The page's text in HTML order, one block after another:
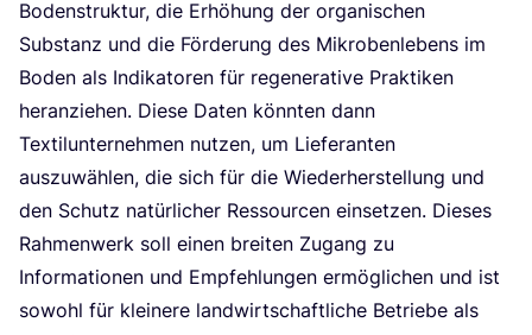
Boden­struk­tur, die Erhö­hung der orga­ni­schen
Sub­stanz und die För­de­rung des Mikro­ben­le­bens im
Boden als Indi­ka­to­ren für rege­ne­ra­ti­ve Prak­ti­ken
her­an­zie­hen. Die­se Daten könn­ten dann
Tex­til­un­ter­neh­men nut­zen, um Lie­fe­ran­ten
aus­zu­wäh­len, die sich für die Wie­der­her­stel­lung und
den Schutz natür­li­cher Res­sour­cen ein­set­zen. Die­ses
Rah­men­werk soll einen brei­ten Zugang zu
Infor­ma­tio­nen und Emp­feh­lun­gen ermög­li­chen und ist
sowohl für klei­ne­re land­wirt­schaft­li­che Betrie­be als